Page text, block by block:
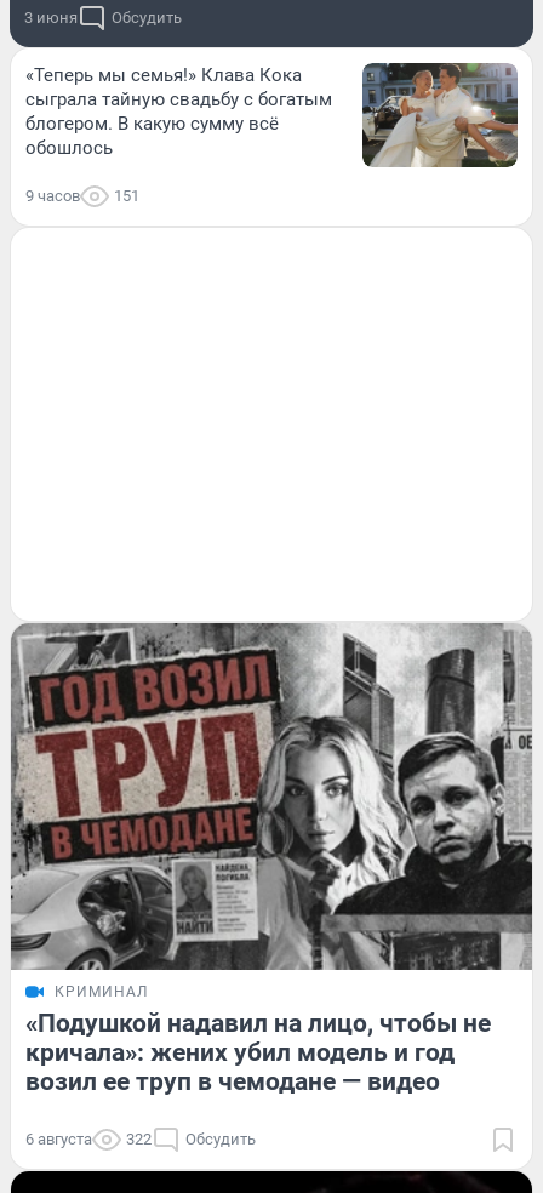
3 июня Обсудить
«Теперь мы семья!» Клава Кока
сыграла тайную свадьбу с богатым
блогером. В какую сумму всё
обошлось
9 часов 151
КРИМИНАЛ
«Подушкой надавил на лицо, чтобы не
кричала»: жених убил модель и год
возил ее труп в чемодане — видео
6 августа 322 Обсудить